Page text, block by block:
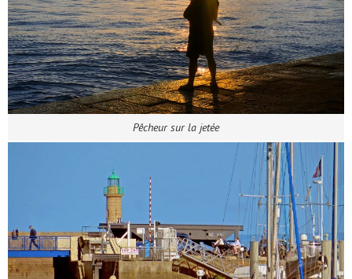
Pêcheur sur la jetée